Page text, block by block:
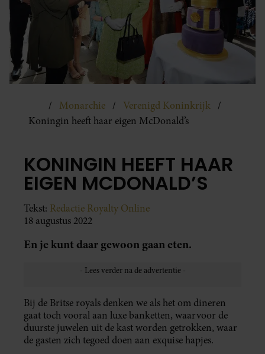
Monarchie
Verenigd Koninkrijk
Koningin heeft haar eigen McDonald’s
KONINGIN HEEFT HAAR
EIGEN MCDONALD’S
Tekst: Redactie Royalty Online
18 augustus 2022
En je kunt daar gewoon gaan eten.
Bij de Britse royals denken we als het om dineren
gaat toch vooral aan luxe banketten, waarvoor de
duurste juwelen uit de kast worden getrokken, waar
de gasten zich tegoed doen aan exquise hapjes.